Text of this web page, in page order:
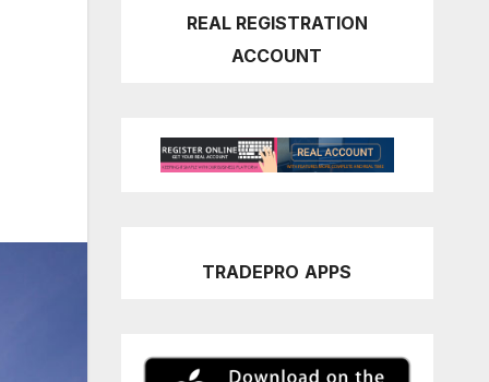
REAL REGISTRATION
ACCOUNT
TRADEPRO APPS